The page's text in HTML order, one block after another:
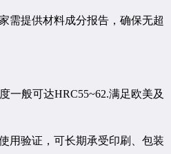
需提供材料成分报告，确保无超
一般可达HRC55~62.满足欧美及
用验证，可长期承受印刷、包装